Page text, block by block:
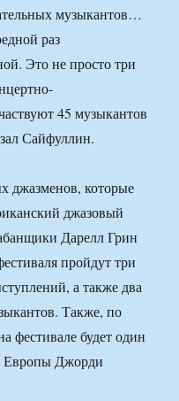
музыкантов…
раз
Это не просто три
45 музыкантов
Сайфуллин.
джазменов, которые
джазовый
Дарелл Грин
пройдут три
а также два
Также, по
фестивале будет один
Европы Джорди